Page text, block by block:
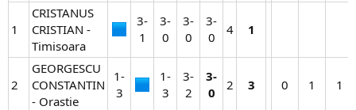
1
CRISTANUS
CRISTIAN -
Timisoara
3-
1​
3-
0​
3-
0​
3-
0​
4​ 1
2
GEORGESCU
CONSTANTIN
- Orastie
1-
3​
1-
3​
3-
2​
3-
0
2​ 3 0​ 1​ 1​